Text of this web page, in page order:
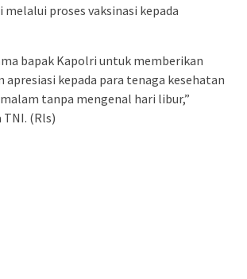
proses vaksinasi kepada
bapak Kapolri untuk memberikan
apresiasi kepada para tenaga kesehatan
tanpa mengenal hari libur,”
(Rls)